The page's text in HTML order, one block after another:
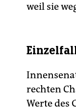
weil sie
rechten
Werte des